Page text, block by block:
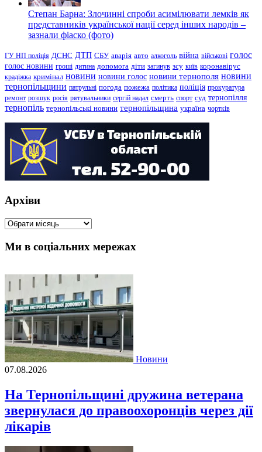
Степан Барна: Злочинні спроби асимілювати лемків як
представників української нації серед інших народів –
зазнали фіаско (фото)
ГУ НП поліція ДСНС ДТП СБУ аварія авто алкоголь війна військові голос
голос новини гроші дитина допомога діти загинув зсу київ коронавірус
крадіжка кримінал новини новини голос новини тернополя новини
тернопільщини патрульні погода пожежа політика поліція прокуратура
ремонт розшук росія рятувальники сергій надал смерть спорт суд тернопілля
тернопіль тернопільські новини тернопільщина україна чортків
Архіви
Архіви
Ми в соціальних мережах
Новини
07.08.2026
На Тернопільщині дружина ветерана
звернулася до правоохоронців через дії
лікарів